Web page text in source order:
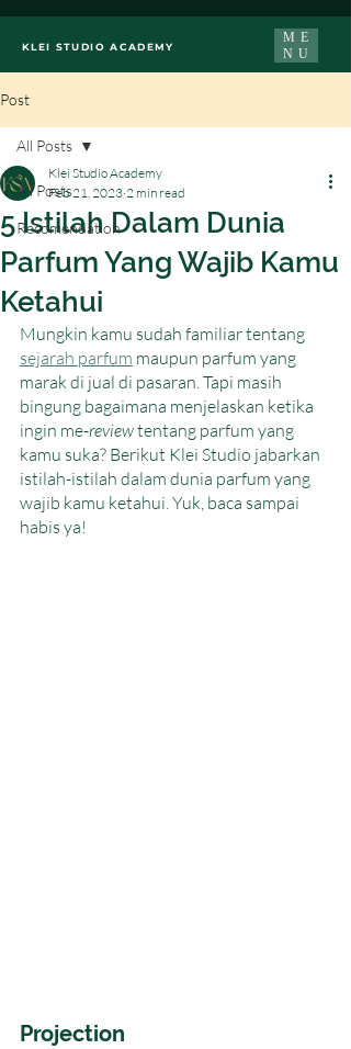
KLEI STUDIO ACADEMY
ME
NU
Post
All Posts
Recomendation
All Posts
5 Istilah Dalam Dunia
Parfum Yang Wajib Kamu
Ketahui
Klei Studio Academy
Feb 21, 2023 2 min read
Mungkin kamu sudah familiar tentang
sejarah parfum maupun parfum yang
marak di jual di pasaran. Tapi masih
bingung bagaimana menjelaskan ketika
ingin me-review tentang parfum yang
kamu suka? Berikut Klei Studio jabarkan
istilah-istilah dalam dunia parfum yang
wajib kamu ketahui. Yuk, baca sampai
habis ya!
Projection